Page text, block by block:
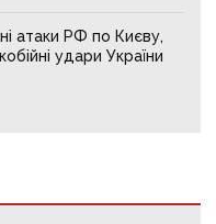
атаки РФ по Києву,
удари України